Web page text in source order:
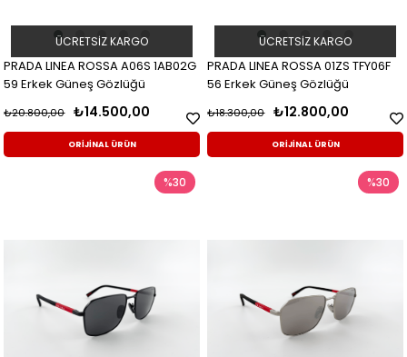
PRADA LINEA ROSSA A06S 1AB02G
59 Erkek Güneş Gözlüğü
₺14.500,00
₺20.800,00
ÜCRETSIZ KARGO
ORİJİNAL ÜRÜN
PRADA LINEA ROSSA 01ZS TFY06F
56 Erkek Güneş Gözlüğü
₺12.800,00
₺18.300,00
ÜCRETSIZ KARGO
ORİJİNAL ÜRÜN
%30 %30